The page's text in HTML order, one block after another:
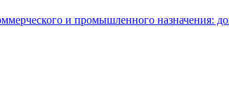
и промышленного назначения: